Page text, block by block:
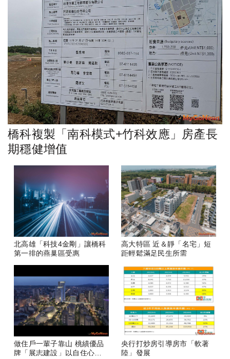
橋科複製「南科模式+竹科效應」房產長
期穩健增值
北高雄「科技4金剛」讓橋科
第一排的燕巢區受惠
高大特區 近＆靜「名宅」短
距輕鬆滿足民生所需
做住戶一輩子靠山 桃績優品
牌「展志建設」以自住心蓋
央行打炒房引導房市「軟著
陸」發展